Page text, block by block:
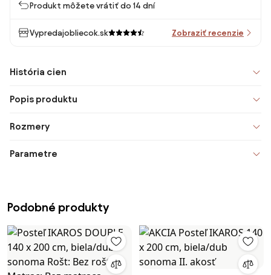
Produkt môžete vrátiť do 14 dní
Vypredajobliecok.sk Zobraziť recenzie
História cien
Popis produktu
Rozmery
Parametre
Podobné produkty